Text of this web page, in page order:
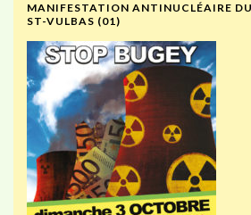
MANIFESTATION ANTINUCLÉAIRE
ST-VULBAS (01)